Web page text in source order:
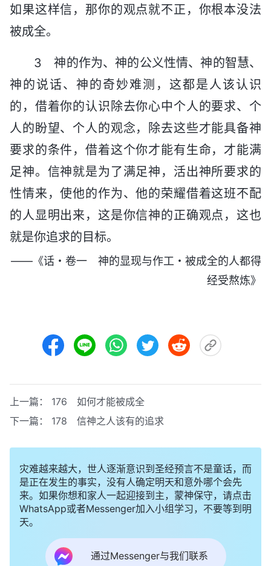
如果这样信，那你的观点就不正，你根本没法
被成全。
3 神的作为、神的公义性情、神的智慧、
神的说话、神的奇妙难测，这都是人该认识
的，借着你的认识除去你心中个人的要求、个
人的盼望、个人的观念，除去这些才能具备神
要求的条件，借着这个你才能有生命，才能满
足神。信神就是为了满足神，活出神所要求的
性情来，使他的作为、他的荣耀借着这班不配
的人显明出来，这是你信神的正确观点，这也
就是你追求的目标。
——《话・卷一 神的显现与作工・被成全的人都得
经受熬炼》
上一篇： 176 如何才能被成全
下一篇： 178 信神之人该有的追求
灾难越来越大，世人逐渐意识到圣经预言不是童话，而
是正在发生的事实，没有人确定明天和意外哪个会先
来。如果你想和家人一起迎接到主，蒙神保守，请点击
WhatsApp或者Messenger加入小组学习，不要等到明
天。
通过Messenger与我们联系